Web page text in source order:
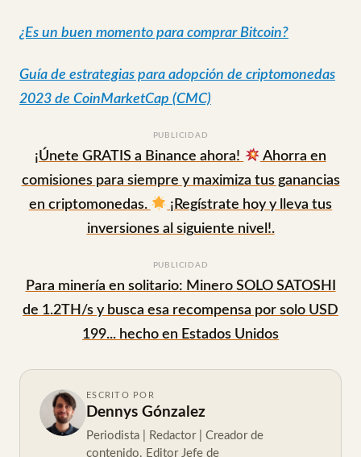
¿Es un buen momento para comprar Bitcoin?
Guía de estrategias para adopción de criptomonedas
2023 de CoinMarketCap (CMC)
PUBLICIDAD
¡Únete GRATIS a Binance ahora!
Ahorra en
comisiones para siempre y maximiza tus ganancias
en criptomonedas.
¡Regístrate hoy y lleva tus
inversiones al siguiente nivel!.
PUBLICIDAD
Para minería en solitario: Minero SOLO SATOSHI
de 1.2TH/s y busca esa recompensa por solo USD
199... hecho en Estados Unidos
ESCRITO POR
Dennys Gónzalez
Periodista | Redactor | Creador de
contenido. Editor Jefe de